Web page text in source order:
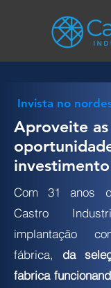
Invista no
Aproveite as
Com 31 anos
Castro
implantação
fábrica, da
fabrica